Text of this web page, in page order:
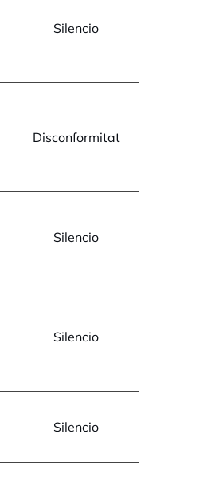
Silencio
Disconformitat
Silencio
Silencio
Silencio